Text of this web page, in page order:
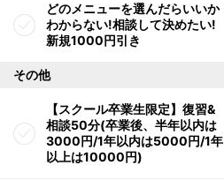
どのメニューを選んだらいいか
わからない!相談して決めたい!
新規1000円引き
その他
【スクール卒業生限定】復習&
相談50分(卒業後、半年以内は
3000円/1年以内は5000円/1年
以上は10000円)